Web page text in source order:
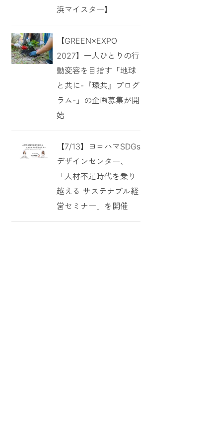
浜マイスター】
【GREEN×EXPO
2027】一人ひとりの行
動変容を目指す「地球
と共に-『環共』プログ
ラム-」の企画募集が開
始
【7/13】ヨコハマSDGs
デザインセンター、
「人材不足時代を乗り
越える サステナブル経
営セミナー」を開催